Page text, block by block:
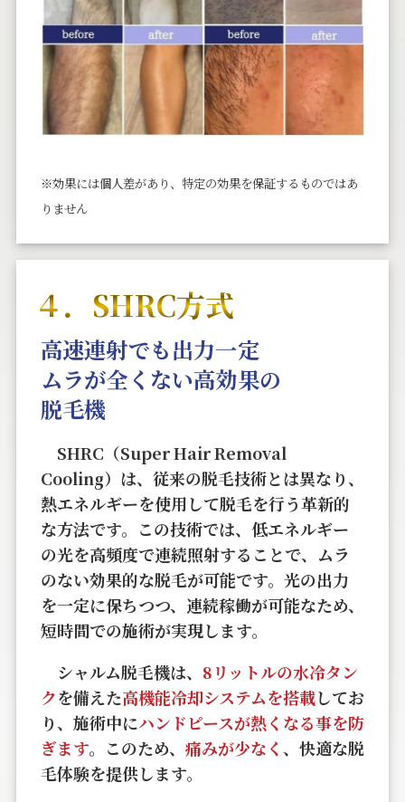
※効果には個⼈差があり、特定の効果を保証するものではあ
りません
４．SHRC方式
高速連射でも出力一定
ムラが全くない高効果の
脱毛機
SHRC（Super Hair Removal
Cooling）は、従来の脱毛技術とは異なり、
熱エネルギーを使用して脱毛を行う革新的
な方法です。この技術では、低エネルギー
の光を高頻度で連続照射することで、ムラ
のない効果的な脱毛が可能です。光の出力
を一定に保ちつつ、連続稼働が可能なため、
短時間での施術が実現します。
シャルム脱毛機は、 8リットルの水冷タン
クを備えた高機能冷却システムを搭載してお
り、施術中にハンドピースが熱くなる事を防
ぎます。このため、 痛みが少なく 、快適な脱
毛体験を提供します。